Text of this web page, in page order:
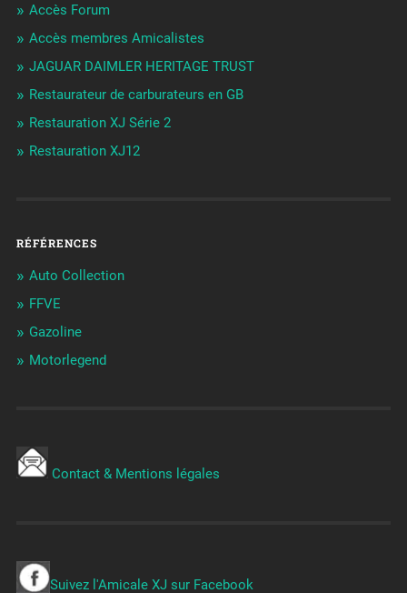
Accès Forum
Accès membres Amicalistes
JAGUAR DAIMLER HERITAGE TRUST
Restaurateur de carburateurs en GB
Restauration XJ Série 2
Restauration XJ12
RÉFÉRENCES
Auto Collection
FFVE
Gazoline
Motorlegend
Contact & Mentions légales
Suivez l'Amicale XJ sur Facebook